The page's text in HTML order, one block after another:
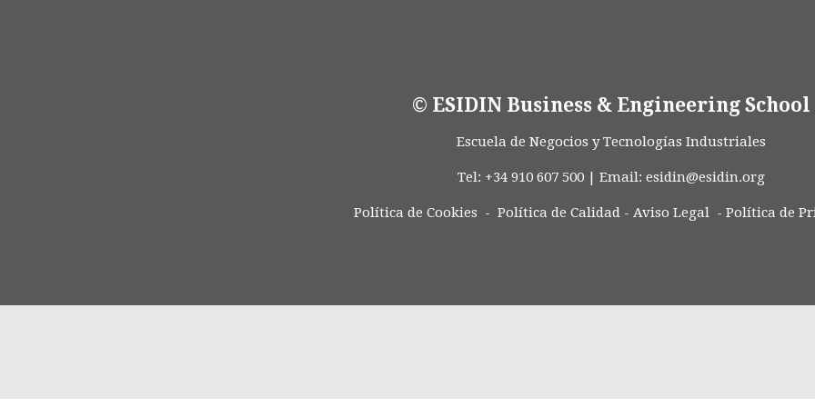
© ESIDIN Business & Engineering School
Escuela de Negocios y Tecnologías Industriales
Tel: +34 910 607 500 | Email: esidin@esidin.org
Política de Cookies - Política de Calidad - Aviso Legal - Política de